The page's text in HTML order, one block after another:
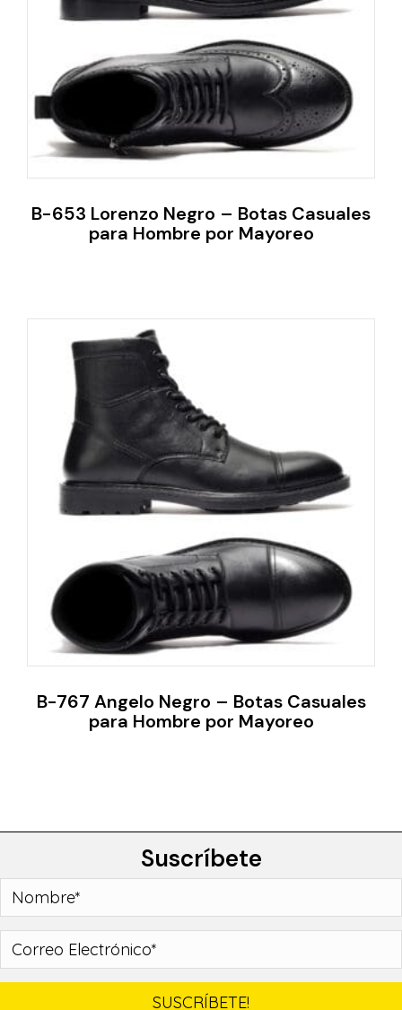
B-653 Lorenzo Negro – Botas Casuales
para Hombre por Mayoreo
B-767 Angelo Negro – Botas Casuales
para Hombre por Mayoreo
Suscríbete
SUSCRÍBETE!